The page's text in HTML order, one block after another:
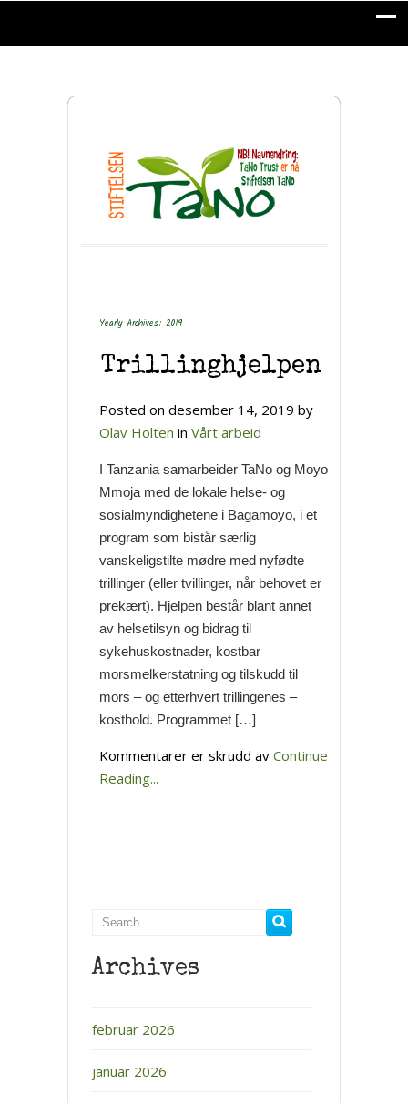
Yearly Archives: 2019
Trillinghjelpen
Posted on desember 14, 2019 by
Olav Holten in Vårt arbeid
I Tanzania samarbeider TaNo og Moyo
Mmoja med de lokale helse- og
sosialmyndighetene i Bagamoyo, i et
program som bistår særlig
vanskeligstilte mødre med nyfødte
trillinger (eller tvillinger, når behovet er
prekært). Hjelpen består blant annet
av helsetilsyn og bidrag til
sykehuskostnader, kostbar
morsmelkerstatning og tilskudd til
mors – og etterhvert trillingenes –
kosthold. Programmet […]
Kommentarer er skrudd avfor
Continue
Reading...
Archives
februar 2026
januar 2026